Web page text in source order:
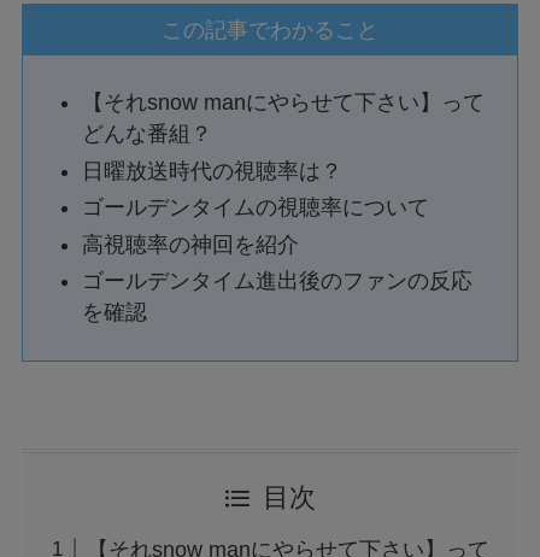
この記事でわかること
【それsnow manにやらせて下さい】って
どんな番組？
日曜放送時代の視聴率は？
ゴールデンタイムの視聴率について
高視聴率の神回を紹介
ゴールデンタイム進出後のファンの反応
を確認
目次
【それsnow manにやらせて下さい】って